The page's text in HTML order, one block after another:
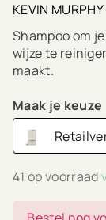
KEVIN MURPHY
Shampoo om
wijze te
maakt.
Maak je keuze
41 op voorraad